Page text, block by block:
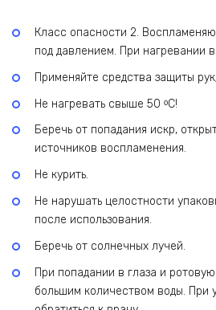
Класс опасности 2.
под давлением. При нагревании
Применяйте средства защиты
Не нагревать свыше 50 ᵒC!
Беречь от попадания искр,
источников воспламенения.
Не курить.
Не нарушать целостности
после использования.
Беречь от солнечных лучей.
При попадании в глаза и
большим количеством воды. При